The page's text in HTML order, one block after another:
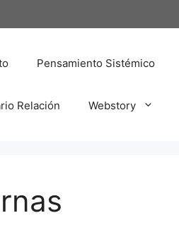
Pensamiento Sistémico
Relación Webstory